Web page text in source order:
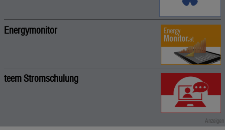
Energymonitor
teem Stromschulung